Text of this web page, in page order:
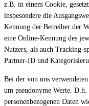
z.B. in einem Cookie,
insbesondere die
Kennung der Betreiber der
eine Online-Kennung des
Nutzers, als auch Tracking-
Partner-ID und
Bei der von uns
um pseudonyme Werte.
personenbezogenen Daten